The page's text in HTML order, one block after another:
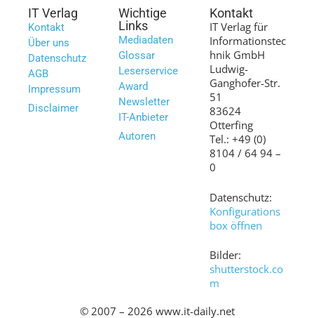
IT Verlag
Kontakt
Über uns
Datenschutz
AGB
Impressum
Disclaimer
Wichtige
Links
Mediadaten
Glossar
Leserservice
Award
Newsletter
IT-Anbieter
Autoren
Kontakt
IT Verlag für
Informationstec
hnik GmbH
Ludwig-
Ganghofer-Str.
51
83624
Otterfing
Tel.: +49 (0)
8104 / 64 94 –
0
Datenschutz:
Konfigurations
box öffnen
Bilder:
shutterstock.co
m
© 2007 – 2026 www.it-daily.net